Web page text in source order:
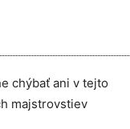
chýbať ani v tejto
majstrovstiev